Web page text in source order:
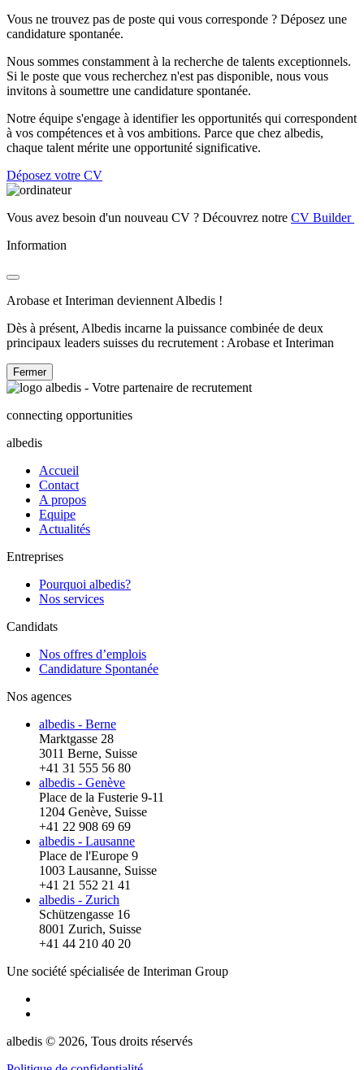
Vous ne trouvez pas de poste qui vous corresponde ? Déposez une
candidature spontanée.
Nous sommes constamment à la recherche de talents exceptionnels.
Si le poste que vous recherchez n'est pas disponible, nous vous
invitons à soumettre une candidature spontanée.
Notre équipe s'engage à identifier les opportunités qui correspondent
à vos compétences et à vos ambitions. Parce que chez albedis,
chaque talent mérite une opportunité significative.
Déposez votre CV
Vous avez besoin d'un nouveau CV ? Découvrez notre CV Builder
Information
Arobase et Interiman deviennent Albedis !
Dès à présent, Albedis incarne la puissance combinée de deux
principaux leaders suisses du recrutement : Arobase et Interiman
Fermer
connecting opportunities
albedis
Accueil
Contact
A propos
Equipe
Actualités
Entreprises
Pourquoi albedis?
Nos services
Candidats
Nos offres d’emplois
Candidature Spontanée
Nos agences
albedis - Berne
Marktgasse 28
3011 Berne, Suisse
+41 31 555 56 80
albedis - Genève
Place de la Fusterie 9-11
1204 Genève, Suisse
+41 22 908 69 69
albedis - Lausanne
Place de l'Europe 9
1003 Lausanne, Suisse
+41 21 552 21 41
albedis - Zurich
Schützengasse 16
8001 Zurich, Suisse
+41 44 210 40 20
Une société spécialisée de Interiman Group
albedis © 2026, Tous droits réservés